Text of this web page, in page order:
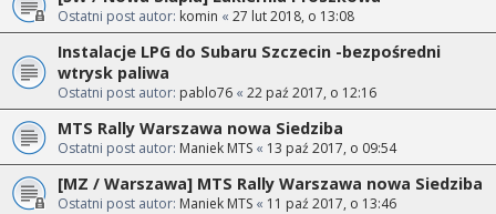
Ostatni post autor: komin « 27 lut 2018, o 13:08
Instalacje LPG do Subaru Szczecin -bezpośredni
wtrysk paliwa
Ostatni post autor: pablo76 « 22 paź 2017, o 12:16
MTS Rally Warszawa nowa Siedziba
Ostatni post autor: Maniek MTS « 13 paź 2017, o 09:54
[MZ / Warszawa] MTS Rally Warszawa nowa Siedziba
Ostatni post autor: Maniek MTS « 11 paź 2017, o 13:46